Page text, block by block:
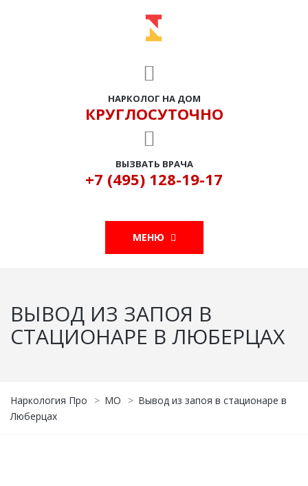
НАРКОЛОГ НА ДОМ
КРУГЛОСУТОЧНО
ВЫЗВАТЬ ВРАЧА
+7 (495) 128-19-17
МЕНЮ
ВЫВОД ИЗ ЗАПОЯ В
СТАЦИОНАРЕ В ЛЮБЕРЦАХ
Наркология Про > МО > Вывод из запоя в стационаре в
Люберцах